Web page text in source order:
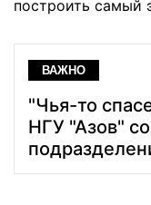
построить самый
ВАЖНО
"Чья-то
НГУ "Азов"